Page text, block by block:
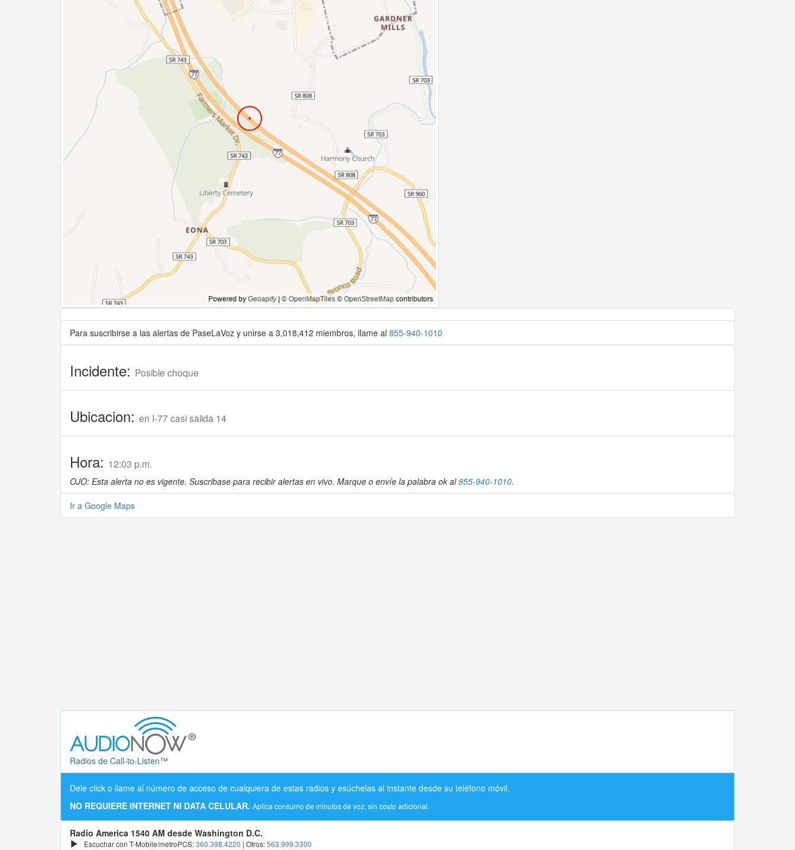
Para suscribirse a las alertas de PaseLaVoz y unirse a 3,018,412 miembros, llame al 855-940-1010
Incidente: Posible choque
Ubicacion: en I-77 casi salida 14
Hora: 12:03 p.m.
OJO: Esta alerta no es vigente. Suscribase para recibir alertas en vivo. Marque o envíe la palabra ok al855-940-1010.
Ir a Google Maps
Radios de Call-to-Listen™
Dele click o llame al número de acceso de cualquiera de estas radios y esúchelas al instante desde su teléfono móvil.
NO REQUIERE INTERNET NI DATA CELULAR. Aplica consumo de minutos de voz, sin costo adicional.
Radio America 1540 AM desde Washington D.C.
Escuchar con T-Mobile/metroPCS:360.398.4220 | Otros:563.999.3300